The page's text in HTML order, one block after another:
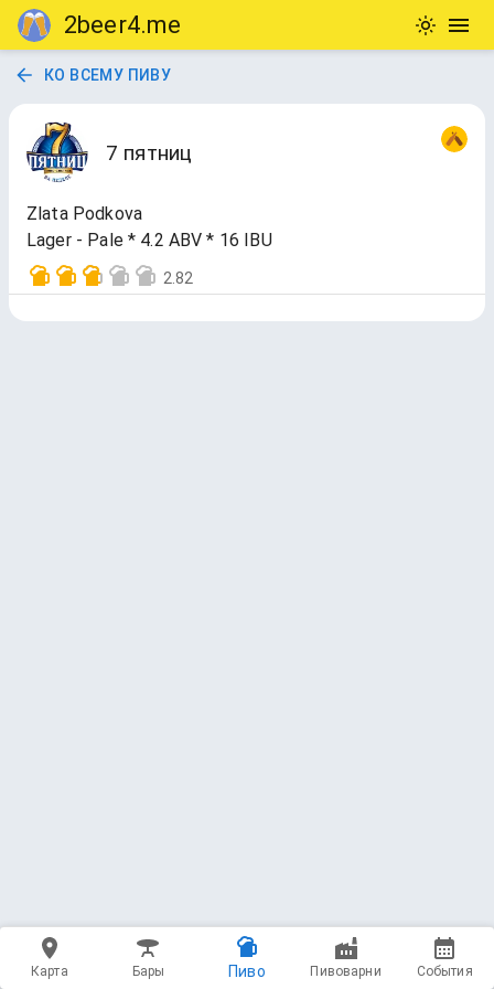
2beer4.me
КО ВСЕМУ ПИВУ
7 пятниц
Zlata Podkova
Lager - Pale * 4.2 ABV * 16 IBU
2.82
Карта Бары Пиво Пивоварни События